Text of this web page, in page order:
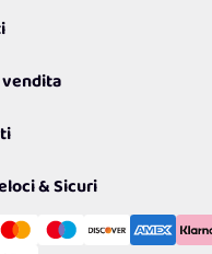
di genere
& Sicuri